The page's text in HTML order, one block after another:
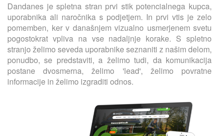
Dandanes je spletna stran prvi stik potencialnega kupca,
uporabnika ali naročnika s podjetjem. In prvi vtis je zelo
pomemben, ker v današnjem vizualno usmerjenem svetu
pogostokrat vpliva na vse nadaljnje korake. S spletno
stranjo želimo seveda uporabnike seznaniti z našim delom,
ponudbo, se predstaviti, a želimo tudi, da komunikacija
postane dvosmerna, želimo 'lead', želimo povratne
informacije in želimo izgraditi odnos.